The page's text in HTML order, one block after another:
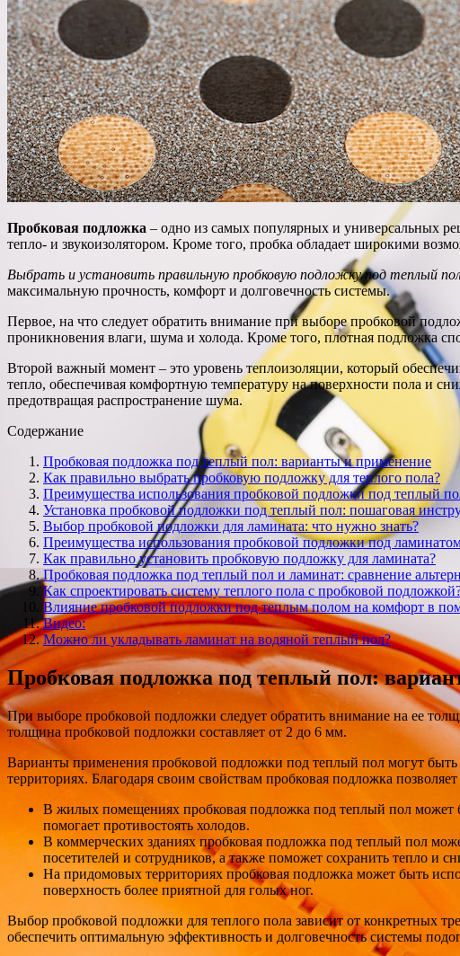
Пробковая подложка – одно из самых популярных и универсальных
тепло- и звукоизолятором. Кроме того, пробка обладает широкими
Выбрать и установить правильную пробковую подложку под теплый
максимальную прочность, комфорт и долговечность системы.
Первое, на что следует обратить внимание при выборе пробковой
проникновения влаги, шума и холода. Кроме того, плотная подложка
Второй важный момент – это уровень теплоизоляции, который
тепло, обеспечивая комфортную температуру на поверхности пола и
предотвращая распространение шума.
Содержание
Пробковая подложка под теплый пол: варианты и применение
Как правильно выбрать пробковую подложку для теплого пола?
Преимущества использования пробковой подложки под теплый
Установка пробковой подложки под теплый пол: пошаговая
Выбор пробковой подложки для ламината: что нужно знать?
Преимущества использования пробковой подложки под
Как правильно установить пробковую подложку для ламината?
Пробковая подложка под теплый пол и ламинат: сравнение
Как спроектировать систему теплого пола с пробковой
Влияние пробковой подложки под теплым полом на комфорт в
Видео:
Можно ли укладывать ламинат на водяной теплый пол?
Пробковая подложка под теплый пол:
При выборе пробковой подложки следует обратить внимание на ее
толщина пробковой подложки составляет от 2 до 6 мм.
Варианты применения пробковой подложки под теплый пол могут
территориях. Благодаря своим свойствам пробковая подложка
В жилых помещениях пробковая подложка под теплый пол может
помогает противостоять холодов.
В коммерческих зданиях пробковая подложка под теплый пол
посетителей и сотрудников, а также поможет сохранить тепло и
На придомовых территориях пробковая подложка может быть
поверхность более приятной для голых ног.
Выбор пробковой подложки для теплого пола зависит от конкретных
обеспечить оптимальную эффективность и долговечность системы